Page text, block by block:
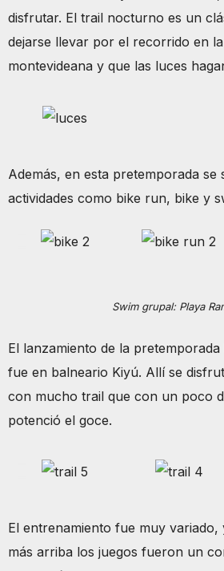
disfrutar. El trail nocturno es un
dejarse llevar por el recorrido en
montevideana y que las luces
Además, en esta pretemporada se
actividades como bike run, bike y
Swim grupal: Playa
El lanzamiento de la
fue en balneario Kiyú. Allí se
con mucho trail que con un poco
potenció el goce.
El entrenamiento fue muy variado,
más arriba los juegos fueron un